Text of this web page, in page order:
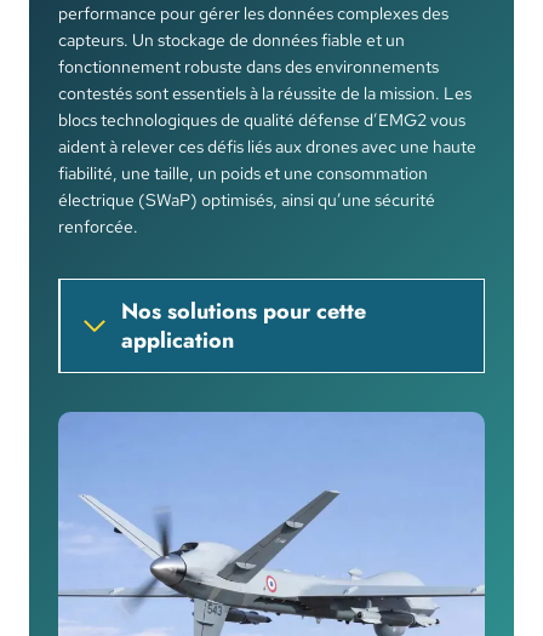
performance pour gérer les données complexes des
capteurs. Un stockage de données fiable et un
fonctionnement robuste dans des environnements
contestés sont essentiels à la réussite de la mission. Les
blocs technologiques de qualité défense d’EMG2 vous
aident à relever ces défis liés aux drones avec une haute
fiabilité, une taille, un poids et une consommation
électrique (SWaP) optimisés, ainsi qu’une sécurité
renforcée.
Nos solutions pour cette
application